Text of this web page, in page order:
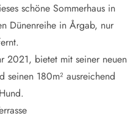
schöne Sommerhaus in
Dünenreihe in Årgab, nur
2021, bietet mit seiner neuen
seinen 180m² ausreichend